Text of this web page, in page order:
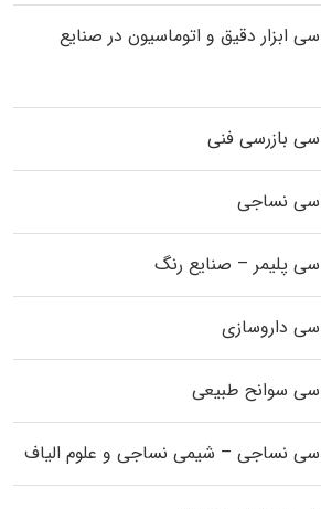
ابزار دقیق و اتوماسیون در صنایع
بازرسی فنی
نساجی
پلیمر – صنایع رنگ
داروسازی
سوانح طبیعی
نساجی – شیمی نساجی و علوم الیاف